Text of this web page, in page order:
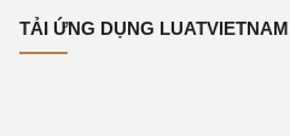
TẢI ỨNG DỤNG LUATVIETNAM